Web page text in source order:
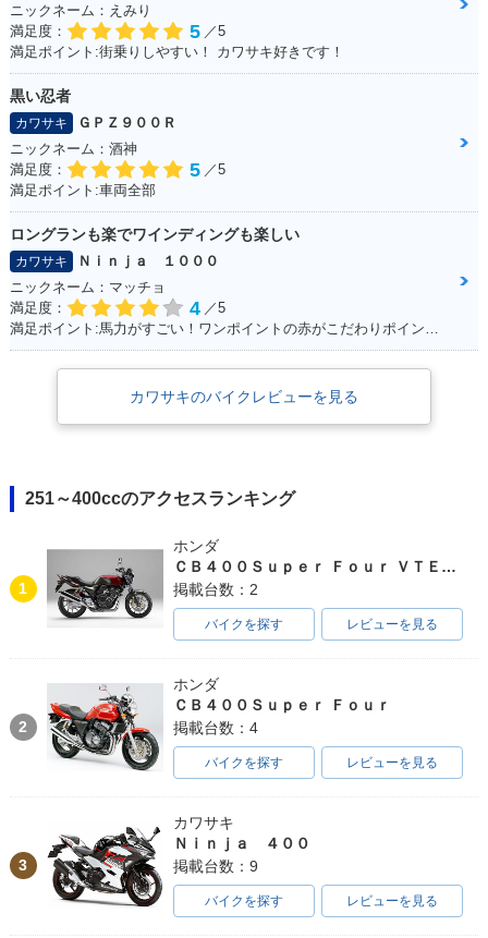
ニックネーム：えみり
満足度：
5 ／5
満足ポイント:街乗りしやすい！ カワサキ好きです！
黒い忍者
カワサキ
ＧＰＺ９００Ｒ
ニックネーム：酒神
満足度：
5 ／5
満足ポイント:車両全部
ロングランも楽でワインディングも楽しい
カワサキ
Ｎｉｎｊａ １０００
ニックネーム：マッチョ
満足度：
4 ／5
カワサキのバイクレビューを見る
251～400ccのアクセスランキング
1
ホンダ
ＣＢ４００Ｓｕｐｅｒ Ｆｏｕｒ ＶＴＥＣ ＳＰＥＣ３
掲載台数：2
バイクを探す レビューを見る
2
ホンダ
ＣＢ４００Ｓｕｐｅｒ Ｆｏｕｒ
掲載台数：4
バイクを探す レビューを見る
3
カワサキ
Ｎｉｎｊａ ４００
掲載台数：9
バイクを探す レビューを見る